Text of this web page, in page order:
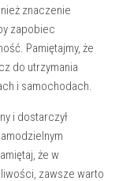
znaczenie
zapobiec
Pamiętajmy, że
do utrzymania
i samochodach.
i dostarczył
że w
zawsze warto